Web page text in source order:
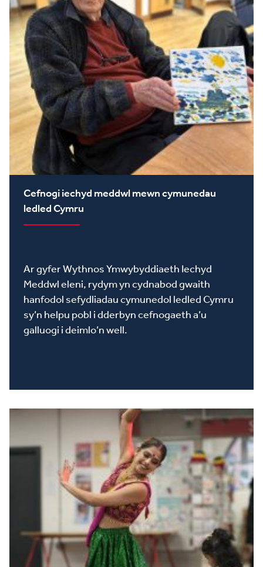
Cefnogi iechyd meddwl mewn cymunedau
ledled Cymru
Ar gyfer Wythnos Ymwybyddiaeth Iechyd
Meddwl eleni, rydym yn cydnabod gwaith
hanfodol sefydliadau cymunedol ledled Cymru
sy’n helpu pobl i dderbyn cefnogaeth a’u
galluogi i deimlo’n well.